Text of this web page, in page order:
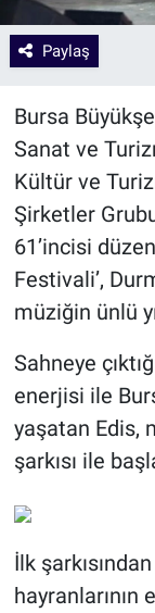
Paylaş
Bursa
Sanat ve
Kültür ve
Şirketler
61’incisi
Festivali’,
müziğin ünlü
Sahneye
enerjisi ile
yaşatan Edis,
şarkısı ile
İlk
hayranlarının